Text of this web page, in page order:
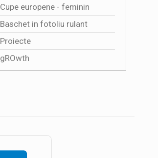
Cupe europene - feminin
Baschet in fotoliu rulant
Proiecte
gROwth